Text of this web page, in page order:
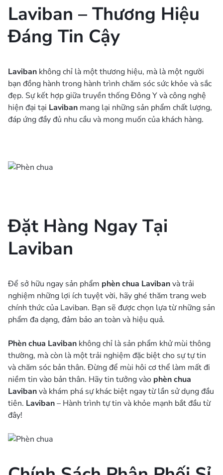
Laviban – Thương Hiệu
Đáng Tin Cậy
Laviban không chỉ là một thương hiệu, mà là một người
bạn đồng hành trong hành trình chăm sóc sức khỏe và sắc
đẹp. Sự kết hợp giữa truyền thống Đông Y và công nghệ
hiện đại tại Laviban mang lại những sản phẩm chất lượng,
đáp ứng đầy đủ nhu cầu và mong muốn của khách hàng.
Đặt Hàng Ngay Tại
Laviban
Để sở hữu ngay sản phẩm phèn chua Lavibanvà trải
nghiệm những lợi ích tuyệt vời, hãy ghé thăm trang web
chính thức của Laviban. Bạn sẽ được chọn lựa từ những sản
phẩm đa dạng, đảm bảo an toàn và hiệu quả.
Phèn chua Laviban không chỉ là sản phẩm khử mùi thông
thường, mà còn là một trải nghiệm đặc biệt cho sự tự tin
và chăm sóc bản thân. Đừng để mùi hôi cơ thể làm mất đi
niềm tin vào bản thân. Hãy tin tưởng vào phèn chua
Lavibanvà khám phá sự khác biệt ngay từ lần sử dụng đầu
tiên. Laviban– Hành trình tự tin và khỏe mạnh bắt đầu từ
đây!